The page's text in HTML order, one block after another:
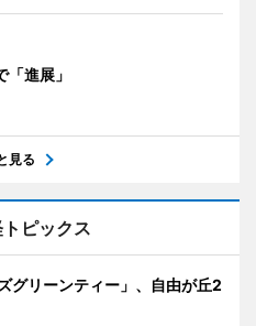
進展」
見る
ピックス
グリーンティー」、自由が丘2